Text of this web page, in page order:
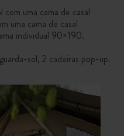
uma cama de casal
uma cama de casal
individual 90×190.
sol, 2 cadeiras pop-up.